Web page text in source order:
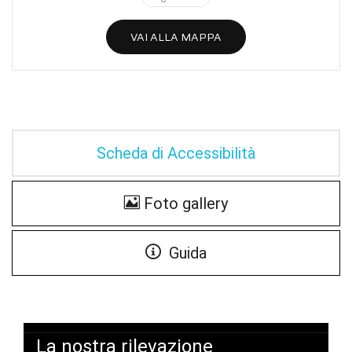
VAI ALLA MAPPA
Scheda di Accessibilità
Foto gallery
Guida
La nostra rilevazione